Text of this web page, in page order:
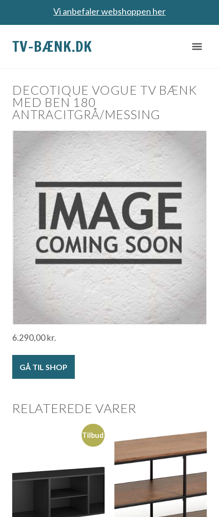
Vi anbefaler webshoppen her
TV-BÆNK.DK
DECOTIQUE VOGUE TV BÆNK
MED BEN 180
ANTRACITGRÅ/MESSING
6.290,00kr.
GÅ TIL SHOP
RELATEREDE VARER
Tilbud